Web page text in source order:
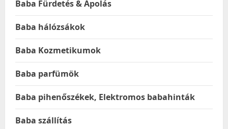
Baba Fürdetés & Ápolás
Baba hálózsákok
Baba Kozmetikumok
Baba parfümök
Baba pihenőszékek, Elektromos babahinták
Baba szállítás